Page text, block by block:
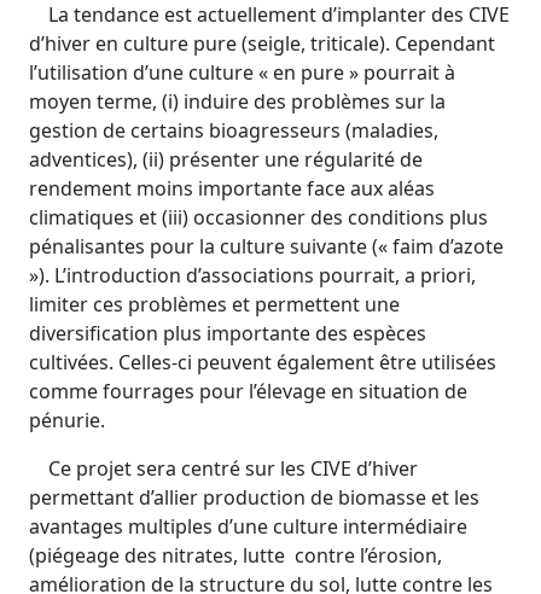
La tendance est actuellement d’implanter des CIVE
d’hiver en culture pure (seigle, triticale). Cependant
l’utilisation d’une culture « en pure » pourrait à
moyen terme, (i) induire des problèmes sur la
gestion de certains bioagresseurs (maladies,
adventices), (ii) présenter une régularité de
rendement moins importante face aux aléas
climatiques et (iii) occasionner des conditions plus
pénalisantes pour la culture suivante (« faim d’azote
»). L’introduction d’associations pourrait, a priori,
limiter ces problèmes et permettent une
diversification plus importante des espèces
cultivées. Celles-ci peuvent également être utilisées
comme fourrages pour l’élevage en situation de
pénurie.
Ce projet sera centré sur les CIVE d’hiver
permettant d’allier production de biomasse et les
avantages multiples d’une culture intermédiaire
(piégeage des nitrates, lutte contre l’érosion,
amélioration de la structure du sol, lutte contre les